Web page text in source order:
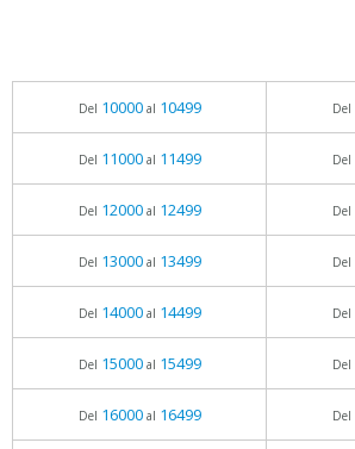
Del 10000al 10499 Del
Del 11000al 11499 Del
Del 12000al 12499 Del
Del 13000al 13499 Del
Del 14000al 14499 Del
Del 15000al 15499 Del
Del 16000al 16499 Del